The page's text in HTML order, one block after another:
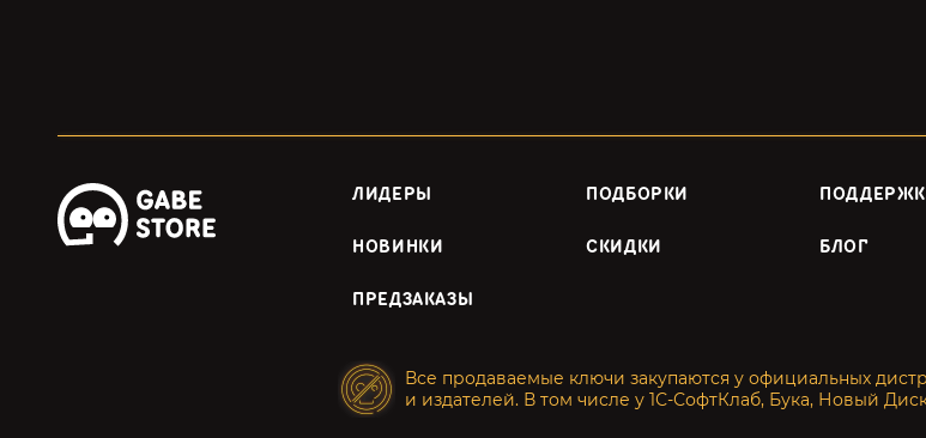
ЛИДЕРЫ ПОДБОРКИ
НОВИНКИ СКИДКИ БЛОГ
ПРЕДЗАКАЗЫ
Все продаваемые ключи закупаются у официальных
и издателей. В том числе у 1С-СофтКлаб, Бука, Новый